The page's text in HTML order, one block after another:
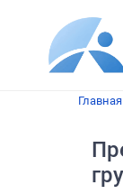
Главная